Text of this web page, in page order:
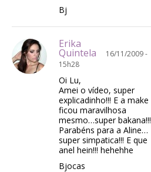
Bj
Erika
Quintela
16/11/2009 -
15h28
Oi Lu,
Amei o vídeo, super
explicadinho!!! E a make
ficou maravilhosa
mesmo…super bakana!!!
Parabéns para a Aline…
super simpatica!!! E que
anel hein!!! hehehhe
Bjocas